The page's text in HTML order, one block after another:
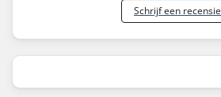
Schrijf een recensie